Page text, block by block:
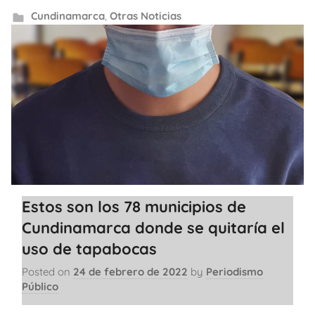
Cundinamarca, Otras Noticias
Estos son los 78 municipios de
Cundinamarca donde se quitaría el
uso de tapabocas
Posted on 24 de febrero de 2022 by Periodismo
Público